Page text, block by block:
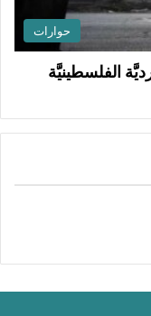
حوارات
الفلسطينيَّة